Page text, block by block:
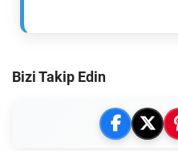
Bizi Takip Edin